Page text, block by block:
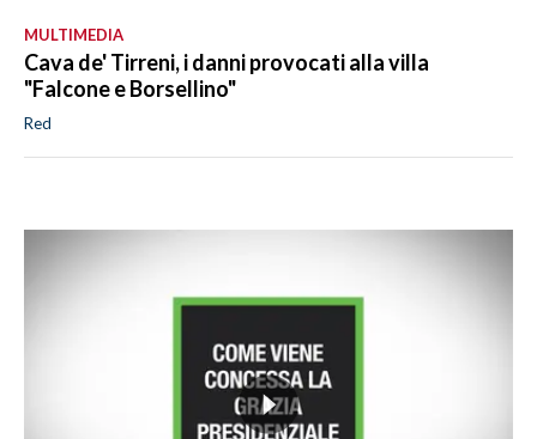
MULTIMEDIA
Cava de' Tirreni, i danni provocati alla villa
"Falcone e Borsellino"
Red